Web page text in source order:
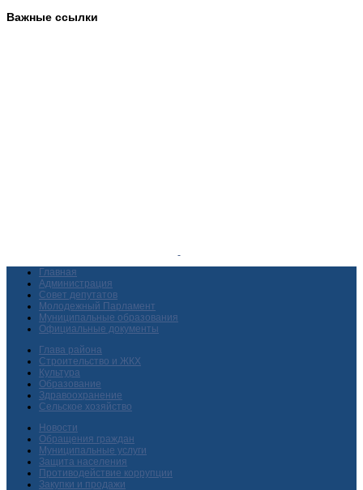
Важные ссылки
Главная
Администрация
Совет депутатов
Молодежный Парламент
Муниципальные образования
Официальные документы
Глава района
Строительство и ЖКХ
Культура
Образование
Здравоохранение
Сельское хозяйство
Новости
Обращения граждан
Муниципальные услуги
Защита населения
Противодействие коррупции
Закупки и продажи